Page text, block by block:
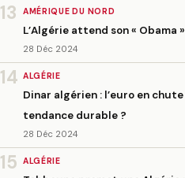
13 AMÉRIQUE DU NORD
L’Algérie attend son « Obama
28 Déc 2024
14 ALGÉRIE
Dinar algérien : l’euro en
tendance durable ?
28 Déc 2024
15 ALGÉRIE